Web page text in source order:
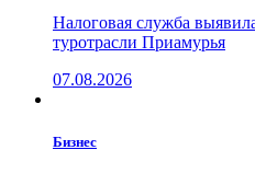
Налоговая служба
туротрасли Приамурья
07.08.2026
Бизнес